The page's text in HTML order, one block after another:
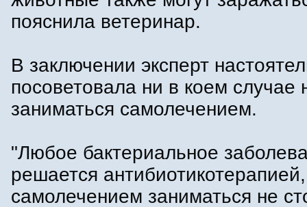
пояснила ветеринар.
В заключении эксперт
посоветовала ни в коем случае
заниматься самолечением.
"Любое бактериальное
решается
самолечением заниматься не